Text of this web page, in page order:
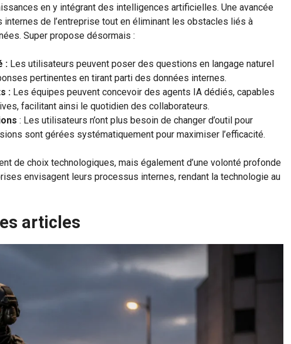
en y intégrant des intelligences artificielles. Une avancée
de l’entreprise tout en éliminant les obstacles liés à
Super propose désormais :
: Les utilisateurs peuvent poser des questions en langage naturel
pertinentes en tirant parti des données internes.
: Les équipes peuvent concevoir des agents IA dédiés, capables
facilitant ainsi le quotidien des collaborateurs.
: Les utilisateurs n’ont plus besoin de changer d’outil pour
sont gérées systématiquement pour maximiser l’efficacité.
de choix technologiques, mais également d’une volonté profonde
envisagent leurs processus internes, rendant la technologie au
articles